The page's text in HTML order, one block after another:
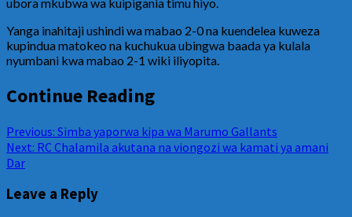
Yanga inahitaji ushindi wa mabao 2-0 na kuendelea kuweza
kupindua matokeo na kuchukua ubingwa baada ya kulala
nyumbani kwa mabao 2-1 wiki iliyopita.
Continue Reading
Previous: Simba yaporwa kipa wa Marumo Gallants
Next: RC Chalamila akutana na viongozi wa kamati ya amani
Dar
Leave a Reply